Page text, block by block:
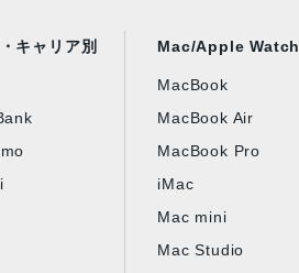
キャリア別 Mac/Apple Watch
MacBook
MacBook Air
MacBook Pro
iMac
Mac mini
Mac Studio